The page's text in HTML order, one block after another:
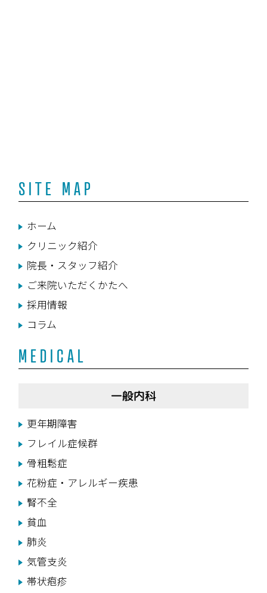
SITE MAP
ホーム
クリニック紹介
院長・スタッフ紹介
ご来院いただくかたへ
採用情報
コラム
MEDICAL
一般内科
更年期障害
フレイル症候群
骨粗鬆症
花粉症・アレルギー疾患
腎不全
貧血
肺炎
気管支炎
帯状疱疹